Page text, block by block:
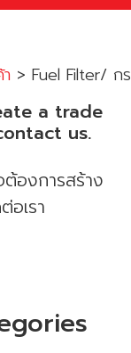
> Fuel Filter/ ก
a trade
us.
องการสร้าง
เรา